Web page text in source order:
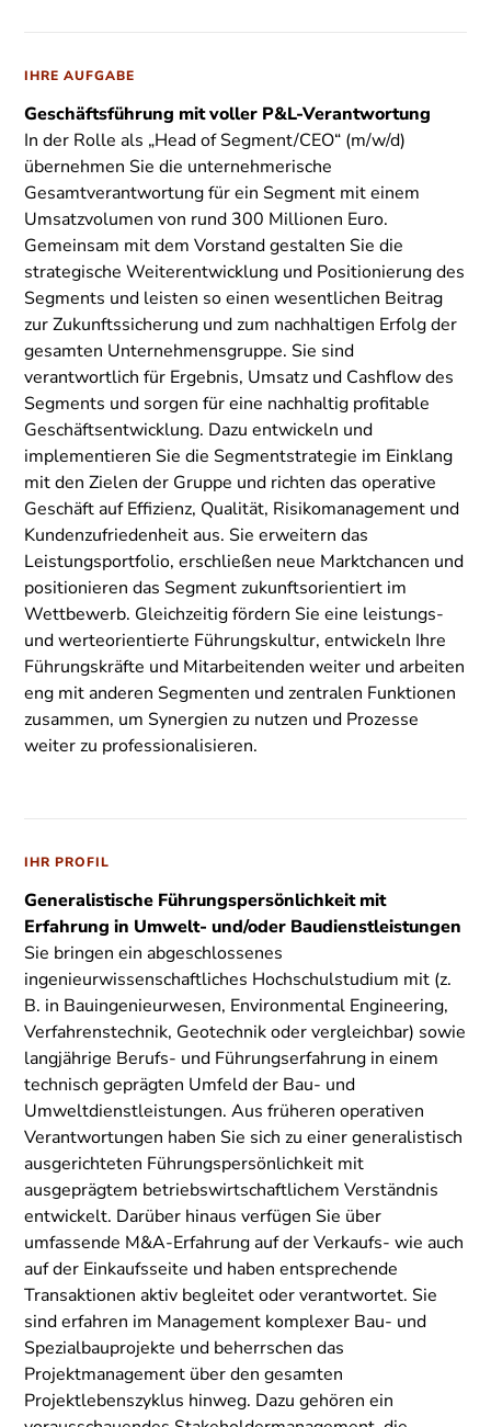
IHRE AUFGABE
Geschäftsführung mit voller P&L-Verantwortung
In der Rolle als „Head of Segment/CEO“ (m/w/d)
übernehmen Sie die unternehmerische
Gesamtverantwortung für ein Segment mit einem
Umsatzvolumen von rund 300 Millionen Euro.
Gemeinsam mit dem Vorstand gestalten Sie die
strategische Weiterentwicklung und Positionierung des
Segments und leisten so einen wesentlichen Beitrag
zur Zukunftssicherung und zum nachhaltigen Erfolg der
gesamten Unternehmensgruppe. Sie sind
verantwortlich für Ergebnis, Umsatz und Cashflow des
Segments und sorgen für eine nachhaltig profitable
Geschäftsentwicklung. Dazu entwickeln und
implementieren Sie die Segmentstrategie im Einklang
mit den Zielen der Gruppe und richten das operative
Geschäft auf Effizienz, Qualität, Risikomanagement und
Kundenzufriedenheit aus. Sie erweitern das
Leistungsportfolio, erschließen neue Marktchancen und
positionieren das Segment zukunftsorientiert im
Wettbewerb. Gleichzeitig fördern Sie eine leistungs-
und werteorientierte Führungskultur, entwickeln Ihre
Führungskräfte und Mitarbeitenden weiter und arbeiten
eng mit anderen Segmenten und zentralen Funktionen
zusammen, um Synergien zu nutzen und Prozesse
weiter zu professionalisieren.
IHR PROFIL
Generalistische Führungspersönlichkeit mit
Erfahrung in Umwelt- und/oder Baudienstleistungen
Sie bringen ein abgeschlossenes
ingenieurwissenschaftliches Hochschulstudium mit (z.
B. in Bauingenieurwesen, Environmental Engineering,
Verfahrenstechnik, Geotechnik oder vergleichbar) sowie
langjährige Berufs- und Führungserfahrung in einem
technisch geprägten Umfeld der Bau- und
Umweltdienstleistungen. Aus früheren operativen
Verantwortungen haben Sie sich zu einer generalistisch
ausgerichteten Führungspersönlichkeit mit
ausgeprägtem betriebswirtschaftlichem Verständnis
entwickelt. Darüber hinaus verfügen Sie über
umfassende M&A-Erfahrung auf der Verkaufs- wie auch
auf der Einkaufsseite und haben entsprechende
Transaktionen aktiv begleitet oder verantwortet. Sie
sind erfahren im Management komplexer Bau- und
Spezialbauprojekte und beherrschen das
Projektmanagement über den gesamten
Projektlebenszyklus hinweg. Dazu gehören ein